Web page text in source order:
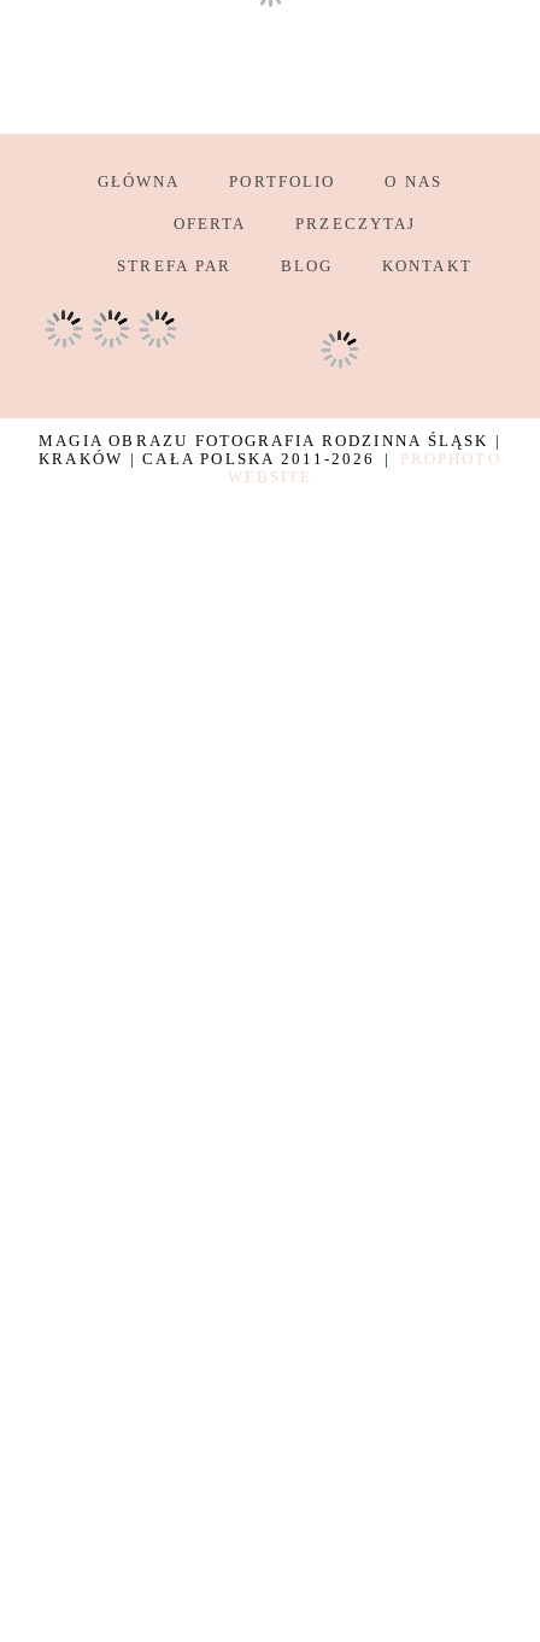
GŁÓWNA PORTFOLIO O NAS
OFERTA PRZECZYTAJ
STREFA PAR BLOG KONTAKT
MAGIA OBRAZU FOTOGRAFIA RODZINNA ŚLĄSK |
KRAKÓW | CAŁA POLSKA 2011-2026
|
PROPHOTO
WEBSITE